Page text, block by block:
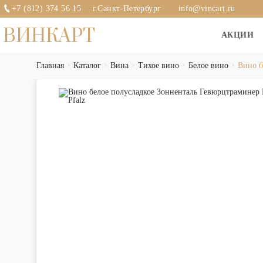
+7 (812) 374 56 15 г.Санкт-Петербург info@vincart.ru
ВИНКАРТ АКЦИИ
Главная Каталог Вина Тихое вино Белое вино Вино